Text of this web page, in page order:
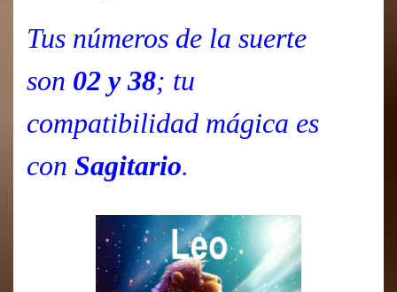
Tus números de la suerte
son 02 y 38; tu
compatibilidad mágica es
con Sagitario.